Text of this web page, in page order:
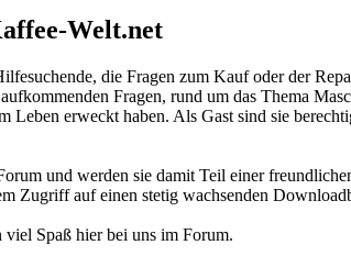
Welt.net
die Fragen zum Kauf oder der
Fragen, rund um das Thema
erweckt haben. Als Gast sind sie
und werden sie damit Teil einer
Zugriff auf einen stetig wachsenden
Spaß hier bei uns im Forum.